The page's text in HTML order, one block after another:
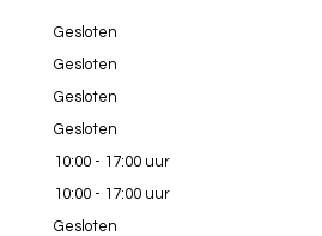
Gesloten
Gesloten
Gesloten
Gesloten
10:00 - 17:00 uur
10:00 - 17:00 uur
Gesloten